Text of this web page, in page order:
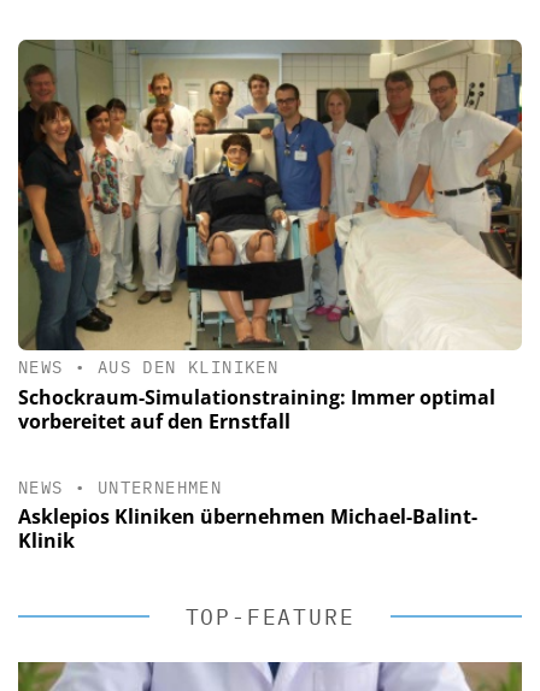
NEWS • AUS DEN KLINIKEN
Schockraum-Simulationstraining: Immer optimal
vorbereitet auf den Ernstfall
NEWS • UNTERNEHMEN
Asklepios Kliniken übernehmen Michael-Balint-
Klinik
TOP-FEATURE